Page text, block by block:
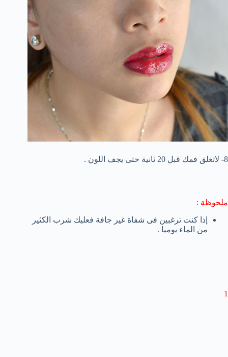
8- لاتغلق فمك قبل 20 ثانية حتى يجف اللون .
ملحوظة :
إذا كنت ترغبين فى شفاة غير جافة فعليك شرب الكثير
من الماء يوميا .
1